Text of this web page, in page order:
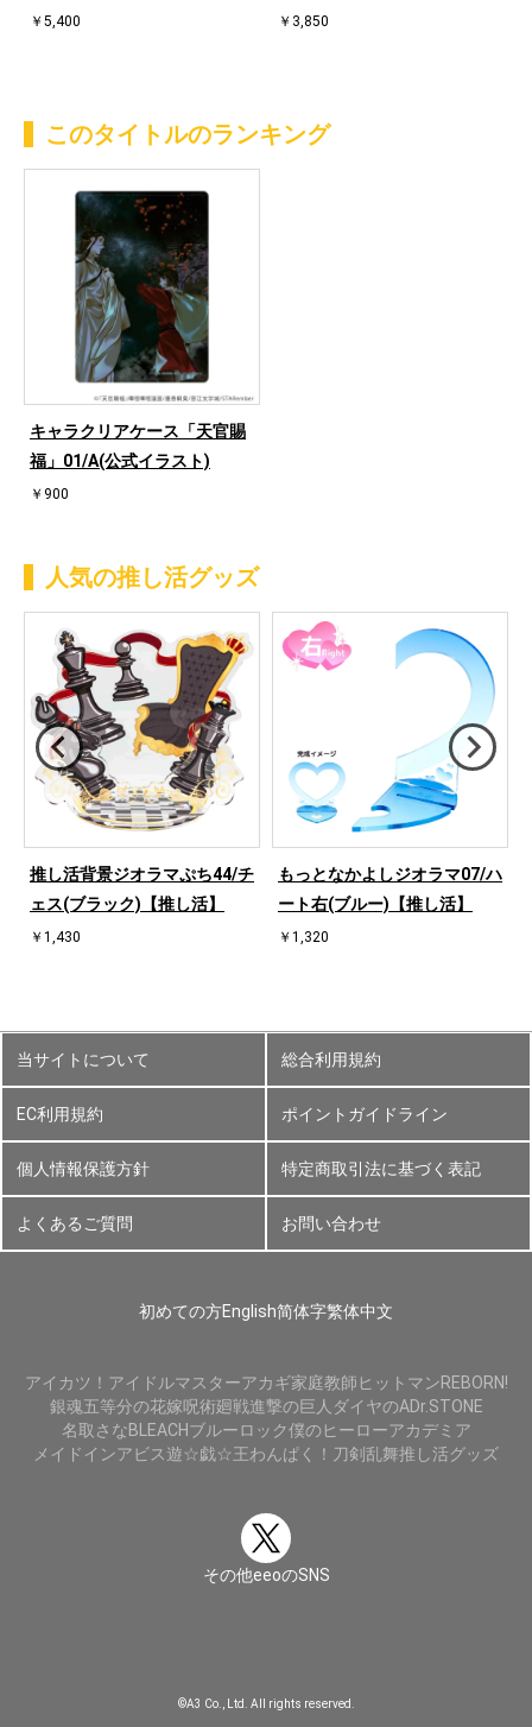
￥5,400 ￥3,850
このタイトルのランキング
キャラクリアケース「天官賜
福」01/A(公式イラスト)
￥900
人気の推し活グッズ
推し活背景ジオラマぷち44/チ
ェス(ブラック)【推し活】
￥1,430
もっとなかよしジオラマ07/ハ
ート右(ブルー)【推し活】
￥1,320
当サイトについて 総合利用規約
EC利用規約 ポイントガイドライン
個人情報保護方針 特定商取引法に基づく表記
よくあるご質問 お問い合わせ
初めての方English简体字繁体中文
アイカツ！ アイドルマスターアカギ家庭教師ヒットマンREBORN!
銀魂五等分の花嫁呪術廻戦進撃の巨人 ダイヤのADr.STONE
名取さなBLEACHブルーロック僕のヒーローアカデミア
メイドインアビス遊☆戯☆王わんぱく！刀剣乱舞推し活グッズ
その他eeoのSNS
©A3 Co., Ltd. All rights reserved.